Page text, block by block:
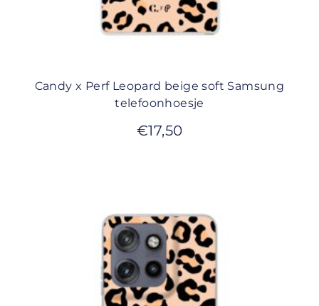
Candy x Perf Leopard beige soft Samsung
telefoonhoesje
€17,50